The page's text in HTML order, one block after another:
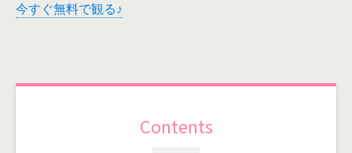
今すぐ無料で観る♪
Contents